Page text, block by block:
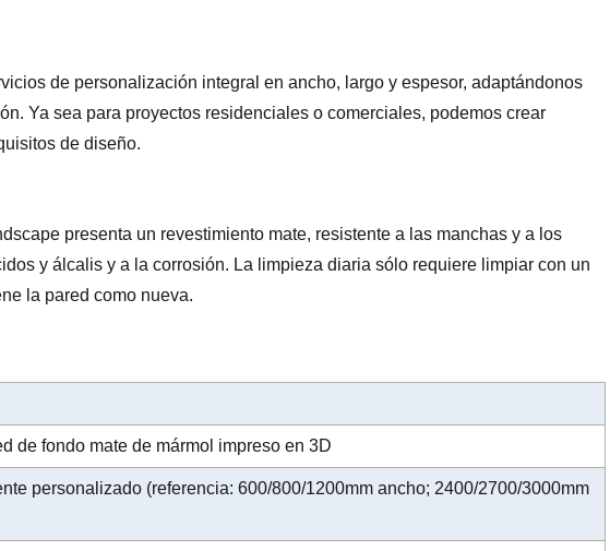
de personalización integral en ancho, largo y espesor, adaptándonos
Ya sea para proyectos residenciales o comerciales, podemos crear
de diseño.
presenta un revestimiento mate, resistente a las manchas y a los
y álcalis y a la corrosión. La limpieza diaria sólo requiere limpiar con un
la pared como nueva.
de fondo mate de mármol impreso en 3D
personalizado (referencia: 600/800/1200mm ancho; 2400/2700/3000mm